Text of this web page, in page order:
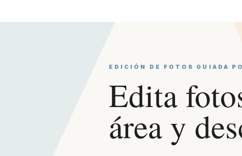
EDICIÓN DE FOTOS GUIADA
Edita
área y